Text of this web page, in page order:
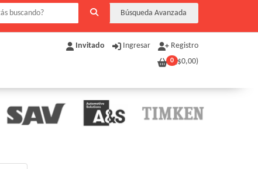
Búsqueda Avanzada
Invitado Ingresar Registro
0 ($0,00)